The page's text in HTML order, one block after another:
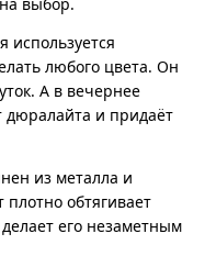
используется
любого цвета. Он
А в вечернее
дюралайта и придаёт
из металла и
обтягивает
его незаметным